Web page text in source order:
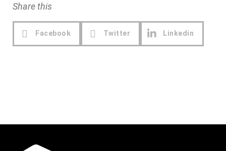
Share this
Facebook Twitter Linkedin